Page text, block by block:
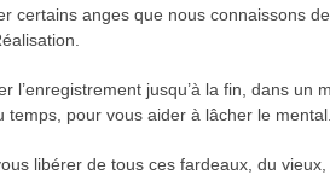
certains anges que nous connaissons
l’enregistrement jusqu’à la fin, dans un
pour vous aider à lâcher le mental.
libérer de tous ces fardeaux, du